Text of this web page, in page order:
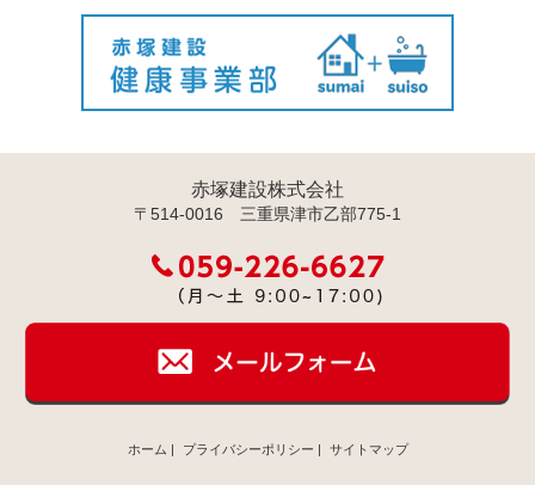
赤塚建設株式会社
〒514-0016 三重県津市乙部775-1
ホーム | プライバシーポリシー | サイトマップ